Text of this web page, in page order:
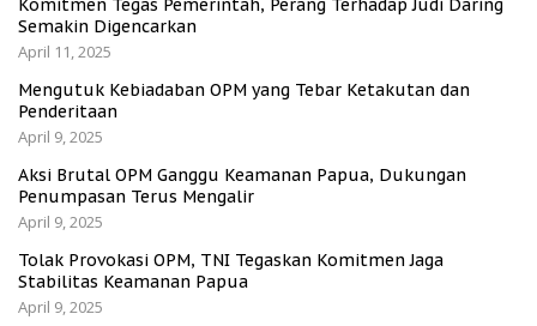
Semakin Digencarkan
April 11, 2025
Mengutuk Kebiadaban OPM yang Tebar Ketakutan dan
Penderitaan
April 9, 2025
Aksi Brutal OPM Ganggu Keamanan Papua, Dukungan
Penumpasan Terus Mengalir
April 9, 2025
Tolak Provokasi OPM, TNI Tegaskan Komitmen Jaga
Stabilitas Keamanan Papua
April 9, 2025